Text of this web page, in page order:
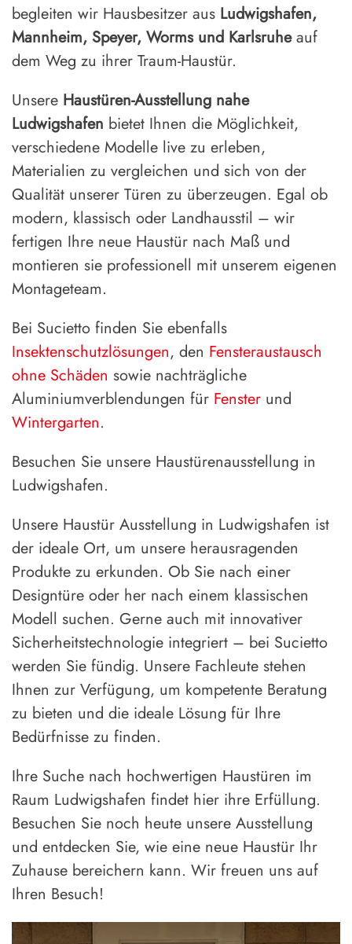
begleiten wir Hausbesitzer aus Ludwigshafen,
Mannheim, Speyer, Worms und Karlsruheauf
dem Weg zu ihrer Traum-Haustür.
Unsere Haustüren-Ausstellung nahe
Ludwigshafen bietet Ihnen die Möglichkeit,
verschiedene Modelle live zu erleben,
Materialien zu vergleichen und sich von der
Qualität unserer Türen zu überzeugen. Egal ob
modern, klassisch oder Landhausstil – wir
fertigen Ihre neue Haustür nach Maß und
montieren sie professionell mit unserem eigenen
Montageteam.
Bei Sucietto finden Sie ebenfalls
Insektenschutzlösungen, den Fensteraustausch
ohne Schäden sowie nachträgliche
Aluminiumverblendungen für Fenster und
Wintergarten.
Besuchen Sie unsere Haustürenausstellung in
Ludwigshafen.
Unsere Haustür Ausstellung in Ludwigshafen ist
der ideale Ort, um unsere herausragenden
Produkte zu erkunden. Ob Sie nach einer
Designtüre oder her nach einem klassischen
Modell suchen. Gerne auch mit innovativer
Sicherheitstechnologie integriert – bei Sucietto
werden Sie fündig. Unsere Fachleute stehen
Ihnen zur Verfügung, um kompetente Beratung
zu bieten und die ideale Lösung für Ihre
Bedürfnisse zu finden.
Ihre Suche nach hochwertigen Haustüren im
Raum Ludwigshafen findet hier ihre Erfüllung.
Besuchen Sie noch heute unsere Ausstellung
und entdecken Sie, wie eine neue Haustür Ihr
Zuhause bereichern kann. Wir freuen uns auf
Ihren Besuch!